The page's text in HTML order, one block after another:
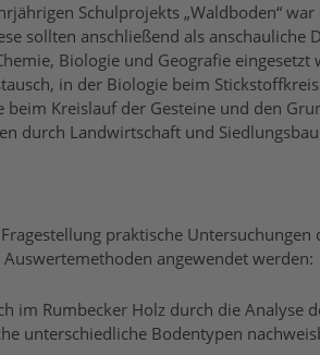
Schulprojekts „Waldboden“
sollten anschließend als
Biologie und Geografie
in der Biologie beim
Kreislauf der Gesteine und den
durch Landwirtschaft und
praktische
angewendet werden:
im Rumbecker Holz durch die
unterschiedliche Bodentypen